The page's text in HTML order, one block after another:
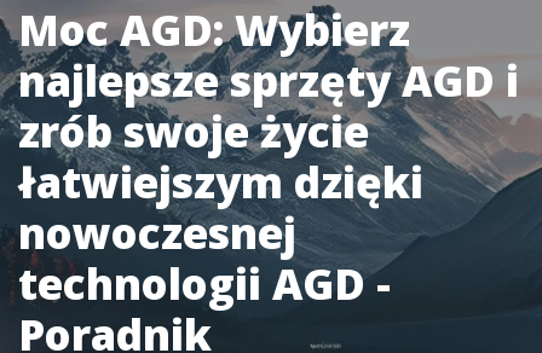
Moc AGD: Wybierz
najlepsze sprzęty AGD i
zrób swoje życie
łatwiejszym dzięki
nowoczesnej
technologii AGD -
Poradnik